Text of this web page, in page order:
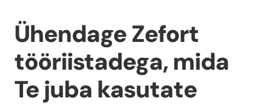
Ühendage Zefort
tööriistadega, mida
Te juba kasutate